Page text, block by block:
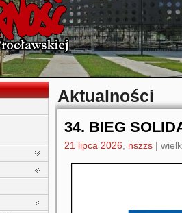
Aktualności
34. BIEG
21 lipca 2026 nszzs |